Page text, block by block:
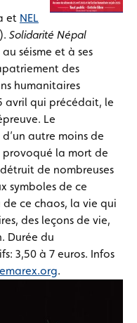
et NEL
Solidarité Népal
séisme et à ses
des
humanitaires
avril qui précédait, le
Le
autre moins de
la mort de
de nombreuses
symboles de ce
ce chaos, la vie qui
des leçons de vie,
Durée du
3,50 à 7 euros. Infos
.